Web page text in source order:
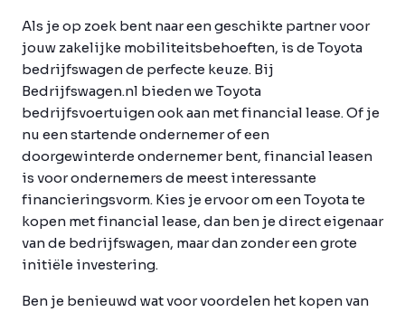
Als je op zoek bent naar een geschikte partner voor
jouw zakelijke mobiliteitsbehoeften, is de Toyota
bedrijfswagen de perfecte keuze. Bij
Bedrijfswagen.nl bieden we Toyota
bedrijfsvoertuigen ook aan met financial lease. Of je
nu een startende ondernemer of een
doorgewinterde ondernemer bent, financial leasen
is voor ondernemers de meest interessante
financieringsvorm. Kies je ervoor om een Toyota te
kopen met financial lease, dan ben je direct eigenaar
van de bedrijfswagen, maar dan zonder een grote
initiële investering.
Ben je benieuwd wat voor voordelen het kopen van